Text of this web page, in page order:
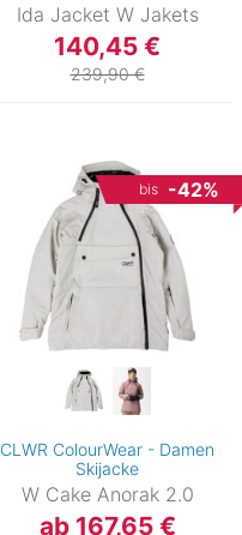
Ida Jacket W Jakets
140,45 €
239,90 €
bis -42%
CLWR ColourWear - Damen
Skijacke
W Cake Anorak 2.0
ab 167,65 €